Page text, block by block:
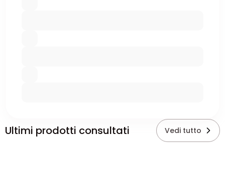
Ultimi prodotti consultati Vedi tutto